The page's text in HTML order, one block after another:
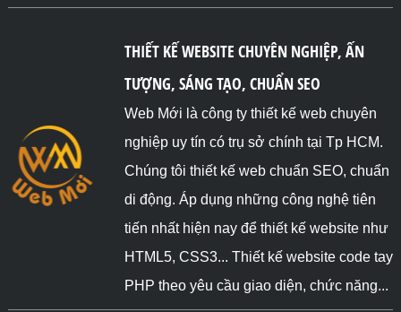
THIẾT KẾ WEBSITE CHUYÊN NGHIỆP, ẤN
TƯỢNG, SÁNG TẠO, CHUẨN SEO
Web Mới là công ty thiết kế web chuyên
nghiệp uy tín có trụ sở chính tại Tp HCM.
Chúng tôi thiết kế web chuẩn SEO, chuẩn
di động. Áp dụng những công nghệ tiên
tiến nhất hiện nay để thiết kế website như
HTML5, CSS3... Thiết kế website code tay
PHP theo yêu cầu giao diện, chức năng...